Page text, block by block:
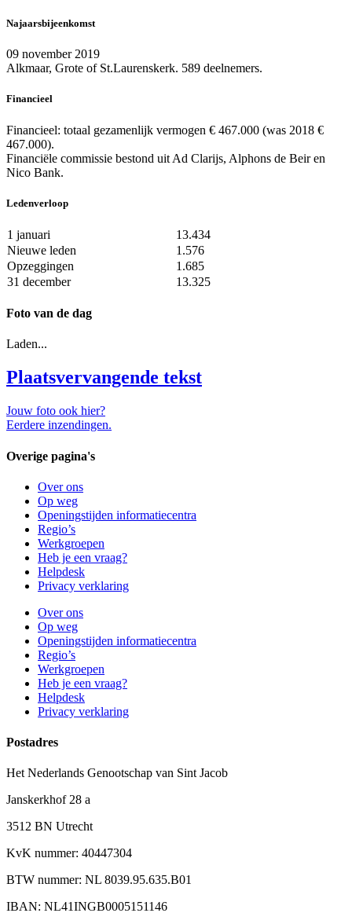
Najaarsbijeenkomst
09 november 2019
Alkmaar, Grote of St.Laurenskerk. 589 deelnemers.
Financieel
Financieel: totaal gezamenlijk vermogen € 467.000 (was 2018 €
467.000).
Financiële commissie bestond uit Ad Clarijs, Alphons de Beir en
Nico Bank.
Ledenverloop
1 januari
13.434
Nieuwe leden
1.576
Opzeggingen
1.685
31 december
13.325
Foto van de dag
Laden...
Plaatsvervangende tekst
Jouw foto ook hier?
Eerdere inzendingen.
Overige pagina's
Over ons
Op weg
Openingstijden informatiecentra
Regio’s
Werkgroepen
Heb je een vraag?
Helpdesk
Privacy verklaring
Over ons
Op weg
Openingstijden informatiecentra
Regio’s
Werkgroepen
Heb je een vraag?
Helpdesk
Privacy verklaring
Postadres
Het Nederlands Genootschap van Sint Jacob
Janskerkhof 28 a
3512 BN Utrecht
KvK nummer: 40447304
BTW nummer: NL 8039.95.635.B01
IBAN: NL41INGB0005151146